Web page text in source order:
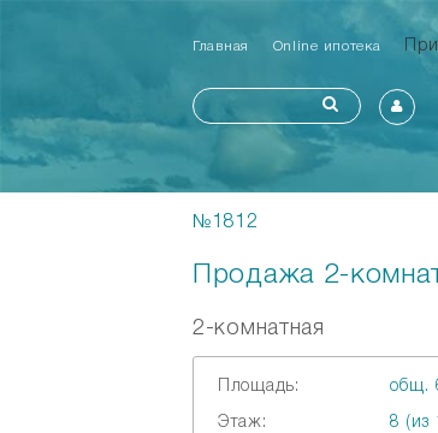
Главная Online ипотека
№1812
Продажа 2-
2-комнатная
Площадь: общ.
Этаж: 8 (из